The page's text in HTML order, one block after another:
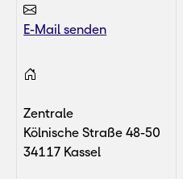
E-Mail senden
Zentrale
Kölnische Straße 48-50
34117 Kassel